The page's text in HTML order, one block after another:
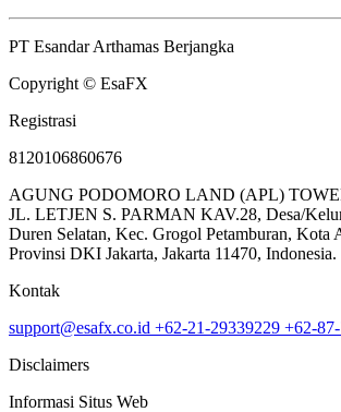
PT Esandar Arthamas Berjangka
Copyright © EsaFX
Registrasi
8120106860676
AGUNG PODOMORO LAND (APL)
JL. LETJEN S. PARMAN KAV.28, Desa/
Duren Selatan, Kec. Grogol Petamburan, Kota
Provinsi DKI Jakarta, Jakarta 11470, Indonesia.
Kontak
support@esafx.co.id +62-21-29339229 +62-
Disclaimers
Informasi Situs Web